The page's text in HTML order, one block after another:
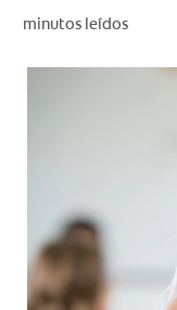
minutos leídos